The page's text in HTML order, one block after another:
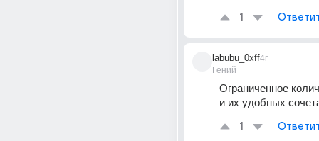
1
labubu_0xff
Гений
4г
Ограниченное
и их удобных
1